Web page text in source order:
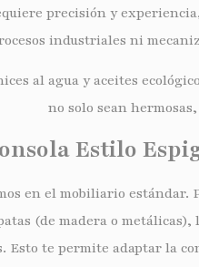
precisión y
industriales ni
al agua y aceites
no solo sean
Estilo
en el mobiliario estándar.
(de madera o
Esto te permite adaptar la